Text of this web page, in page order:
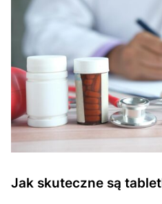
Jak skuteczne są